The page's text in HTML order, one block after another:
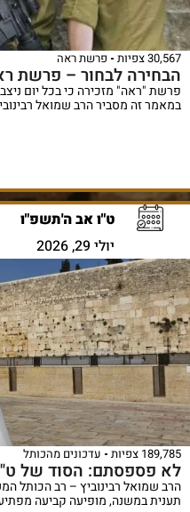
30,567 צפיות פרשת ראה
הבחירה לבחור – פרשת
פרשת "ראה" מזכירה כי בכל יום
במאמר זה מסביר הרב שמואל
ט"ו אב ה'תשפ"ו
יולי 29, 2026
189,785 צפיות עדכונים מהכותל
לא פספסתם: הסוד של ט"ו
הרב שמואל רבינוביץ – רב הכותל
תענית במשנה, מופיעה קביעה